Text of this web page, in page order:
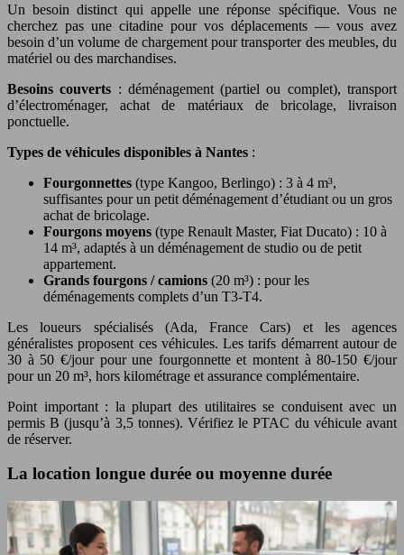
Un besoin distinct qui appelle une réponse spécifique. Vous ne
cherchez pas une citadine pour vos déplacements — vous avez
besoin d’un volume de chargement pour transporter des meubles, du
matériel ou des marchandises.
Besoins couverts : déménagement (partiel ou complet), transport
d’électroménager, achat de matériaux de bricolage, livraison
ponctuelle.
Types de véhicules disponibles à Nantes :
Fourgonnettes (type Kangoo, Berlingo) : 3 à 4 m³,
suffisantes pour un petit déménagement d’étudiant ou un gros
achat de bricolage.
Fourgons moyens (type Renault Master, Fiat Ducato) : 10 à
14 m³, adaptés à un déménagement de studio ou de petit
appartement.
Grands fourgons / camions (20 m³) : pour les
déménagements complets d’un T3-T4.
Les loueurs spécialisés (Ada, France Cars) et les agences
généralistes proposent ces véhicules. Les tarifs démarrent autour de
30 à 50 €/jour pour une fourgonnette et montent à 80-150 €/jour
pour un 20 m³, hors kilométrage et assurance complémentaire.
Point important : la plupart des utilitaires se conduisent avec un
permis B (jusqu’à 3,5 tonnes). Vérifiez le PTAC du véhicule avant
de réserver.
La location longue durée ou moyenne durée